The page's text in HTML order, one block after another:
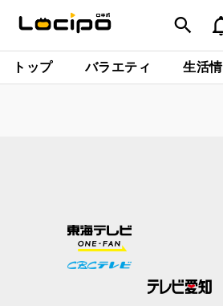
トップ バラエティ 生活